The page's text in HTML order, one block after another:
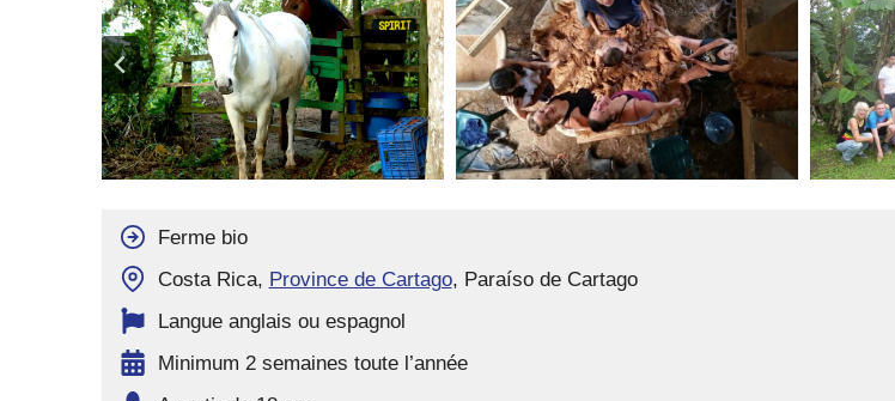
Ferme bio
Costa Rica, Province de Cartago, Paraíso de Cartago
Langue anglais ou espagnol
Minimum 2 semaines toute l’année